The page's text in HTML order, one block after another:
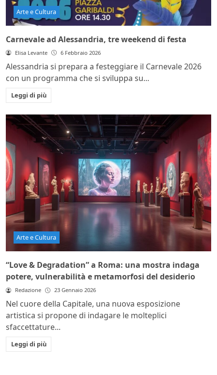
Arte e Cultura
Carnevale ad Alessandria, tre weekend di festa
Elisa Levante 6 Febbraio 2026
Alessandria si prepara a festeggiare il Carnevale 2026
con un programma che si sviluppa su...
Leggi di più
Arte e Cultura
“Love & Degradation” a Roma: una mostra indaga
potere, vulnerabilità e metamorfosi del desiderio
Redazione 23 Gennaio 2026
Nel cuore della Capitale, una nuova esposizione
artistica si propone di indagare le molteplici
sfaccettature...
Leggi di più